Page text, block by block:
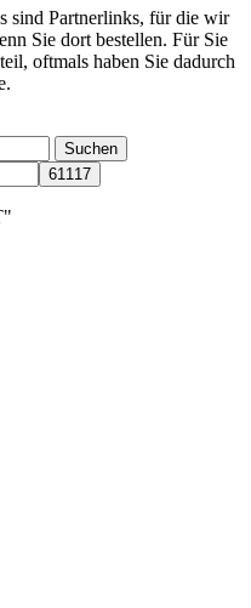
sind Partnerlinks, für die wir
Sie dort bestellen. Für Sie
oftmals haben Sie dadurch